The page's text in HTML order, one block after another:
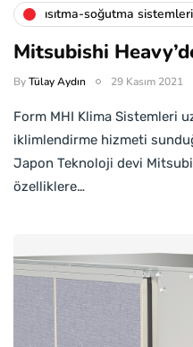
isıtma-soğutma sistemleri
Mitsubishi
ByTülay Aydın 29 Kasım 2021
Form MHI Klima Sistemleri
iklimlendirme hizmeti
Japon Teknoloji devi
özelliklere…